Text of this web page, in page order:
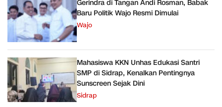
Gerindra di Tangan Andi Rosman, Babak
Baru Politik Wajo Resmi Dimulai
Wajo
Mahasiswa KKN Unhas Edukasi Santri
SMP di Sidrap, Kenalkan Pentingnya
Sunscreen Sejak Dini
Sidrap